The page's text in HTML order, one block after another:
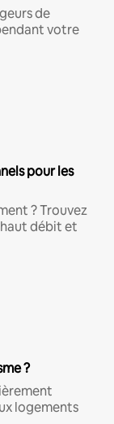
de
votre
pour les
? Trouvez
débit et
?
logements